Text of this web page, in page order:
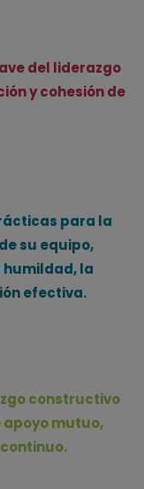
del liderazgo
y cohesión de
para la
su equipo,
la
efectiva.
constructivo
mutuo,